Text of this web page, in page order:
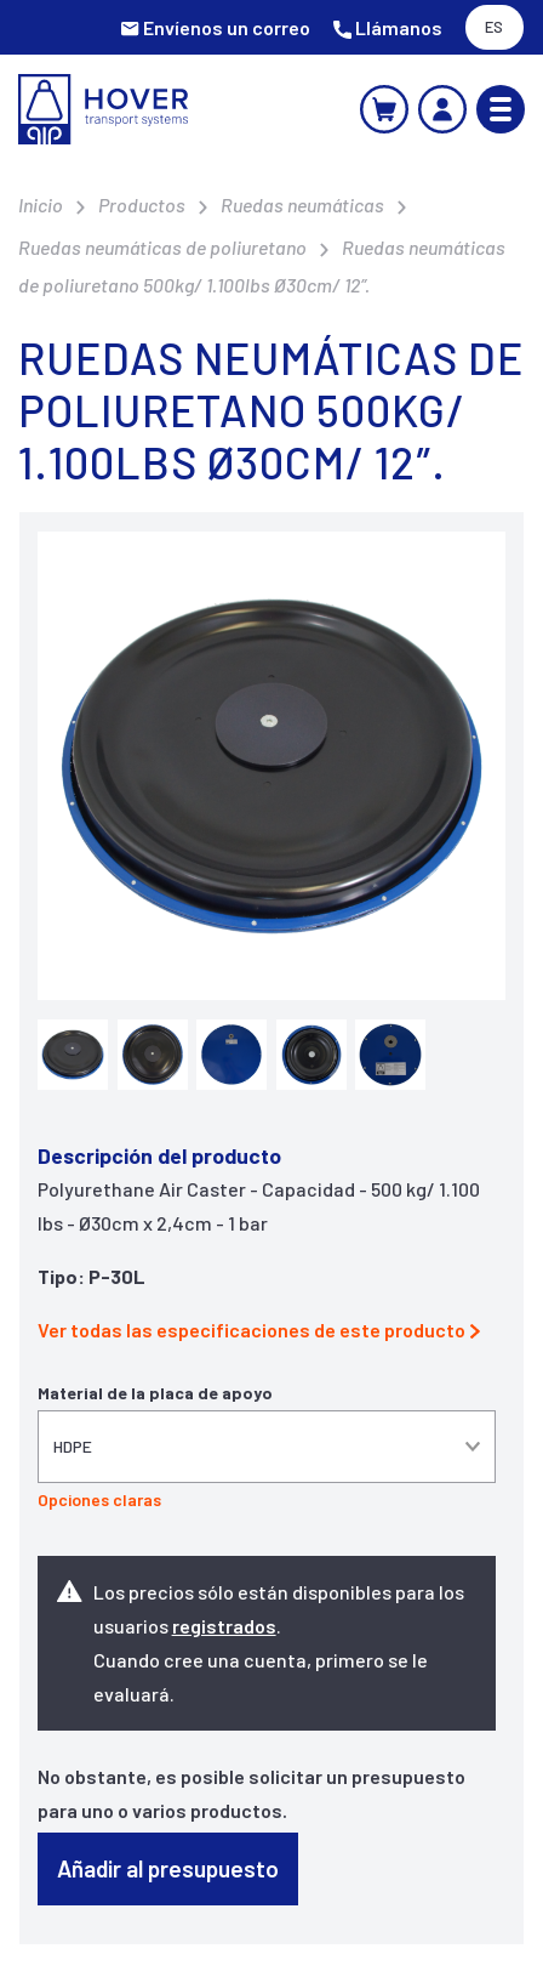
Envíenos un correo Llámanos ES
Inicio Productos
Ruedas neumáticas
Ruedas neumáticas de poliuretano
Ruedas neumáticas
de poliuretano 500kg/ 1.100lbs Ø30cm/ 12″.
RUEDAS NEUMÁTICAS DE
POLIURETANO 500KG/
1.100LBS Ø30CM/ 12″.
Descripción del producto
Polyurethane Air Caster - Capacidad - 500 kg/ 1.100
lbs - Ø30cm x 2,4cm - 1 bar
Tipo: P-30L
Ver todas las especificaciones de este producto
Material de la placa de apoyo
Opciones claras
Los precios sólo están disponibles para los
usuarios registrados
Cuando cree una cuenta, primero se le
evaluará.
No obstante, es posible solicitar un presupuesto
para uno o varios productos.
Añadir al presupuesto